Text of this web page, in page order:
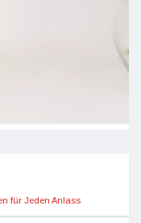
für Jeden Anlass